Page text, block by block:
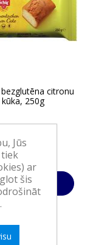
bezglutēna citronu
kūka, 250g
5,20€
Ielikt grozā
Jūs
ar
šis